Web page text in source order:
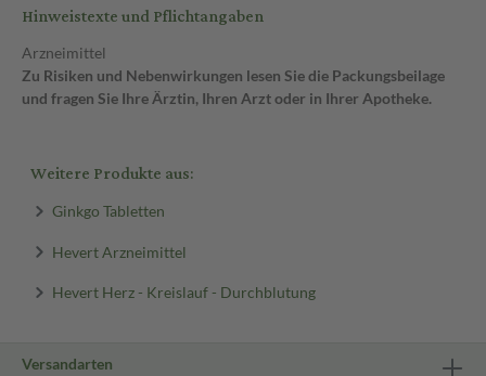
Hinweistexte und Pflichtangaben
Arzneimittel
Zu Risiken und Nebenwirkungen lesen Sie die Packungsbeilage
und fragen Sie Ihre Ärztin, Ihren Arzt oder in Ihrer Apotheke.
Weitere Produkte aus:
Ginkgo Tabletten
Hevert Arzneimittel
Hevert Herz - Kreislauf - Durchblutung
Versandarten